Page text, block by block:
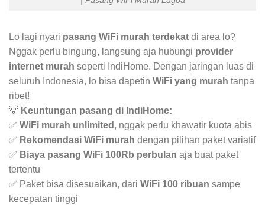
Lo lagi nyari pasang WiFi murah terdekat di area lo?
Nggak perlu bingung, langsung aja hubungi provider
internet murah seperti IndiHome. Dengan jaringan luas di
seluruh Indonesia, lo bisa dapetin WiFi yang murah tanpa
ribet!
💡 Keuntungan pasang di IndiHome:
✅ WiFi murah unlimited , nggak perlu khawatir kuota abis
✅ Rekomendasi WiFi murah dengan pilihan paket variatif
✅ Biaya pasang WiFi 100Rb perbulan aja buat paket
tertentu
✅ Paket bisa disesuaikan, dari WiFi 100 ribuan sampe
kecepatan tinggi